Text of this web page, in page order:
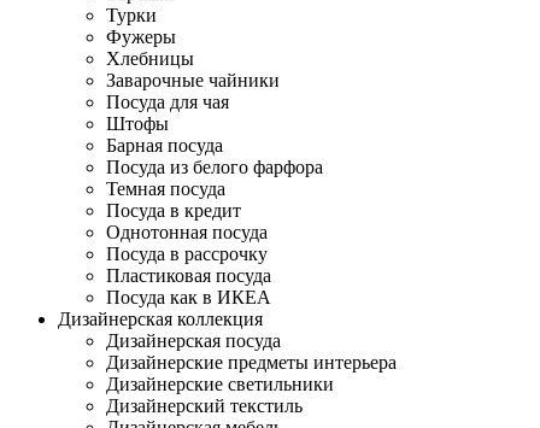
Турки
Фужеры
Хлебницы
Заварочные чайники
Посуда для чая
Штофы
Барная посуда
Посуда из белого фарфора
Темная посуда
Посуда в кредит
Однотонная посуда
Посуда в рассрочку
Пластиковая посуда
Посуда как в ИКЕА
Дизайнерская коллекция
Дизайнерская посуда
Дизайнерские предметы интерьера
Дизайнерские светильники
Дизайнерский текстиль